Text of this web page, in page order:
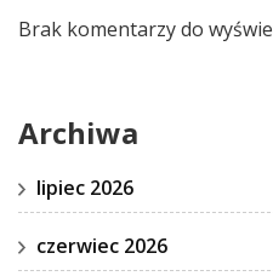
Brak komentarzy do
Archiwa
lipiec 2026
czerwiec 2026